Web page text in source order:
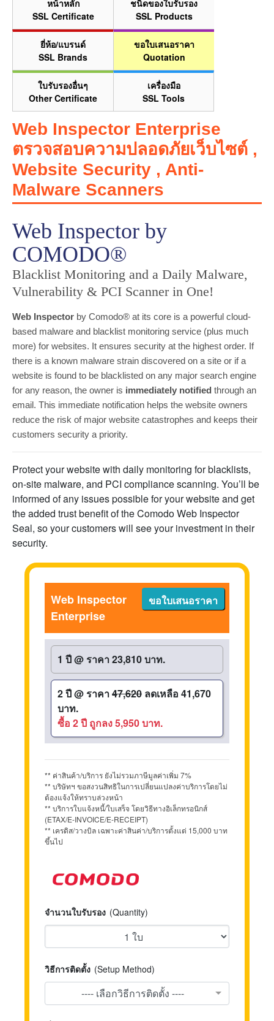
หน้าหลัก
SSL Certificate
ชนิดของใบรับรอง
SSL Products
ยี่ห้อ/แบรนด์
SSL Brands
ขอใบเสนอราคา
Quotation
ใบรับรองอื่นๆ
Other Certificate
เครื่องมือ
SSL Tools
Web Inspector Enterprise
ตรวจสอบความปลอดภัยเว็บไซต์ ,
Website Security , Anti-
Malware Scanners
Web Inspector by
COMODO®
Blacklist Monitoring and a Daily Malware,
Vulnerability & PCI Scanner in One!
Web Inspector by Comodo® at its core is a powerful cloud-
based malware and blacklist monitoring service (plus much
more) for websites. It ensures security at the highest order. If
there is a known malware strain discovered on a site or if a
website is found to be blacklisted on any major search engine
for any reason, the owner is immediately notified through an
email. This immediate notification helps the website owners
reduce the risk of major website catastrophes and keeps their
customers security a priority.
Protect your website with daily monitoring for blacklists,
on-site malware, and PCI compliance scanning. You’ll be
informed of any issues possible for your website and get
the added trust benefit of the Comodo Web Inspector
Seal, so your customers will see your investment in their
security.
ขอใบเสนอราคา
Web Inspector
Enterprise
1 ปี@ ราคา 23,810 บาท.
2 ปี@ ราคา47,620 ลดเหลือ 41,670
บาท.
ซื้อ 2 ปี ถูกลง 5,950 บาท.
** ค่าสินค้า/บริการ ยังไม่รวมภาษีมูลค่าเพิ่ม 7%
** บริษัทฯ ขอสงวนสิทธิในการเปลี่ยนแปลงค่าบริการโดยไม่
ต้องแจ้งให้ทราบล่วงหน้า
** บริการใบแจ้งหนี้/ใบเสร็จ โดยวิธีทางอิเล็กทรอนิกส์
(ETAX/E-INVOICE/E-RECEIPT)
** เครดิส/วางบิล เฉพาะค่าสินค่า/บริการตั้งแต่ 15,000 บาท
ขึ้นไป
จำนวนใบรับรอง (Quantity)
วิธีการติดตั้ง (Setup Method)
---- เลือกวิธีการติดตั้ง ----